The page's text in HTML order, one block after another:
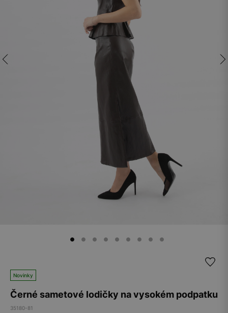
Novinky
Černé sametové lodičky na vysokém podpatku
35180-81